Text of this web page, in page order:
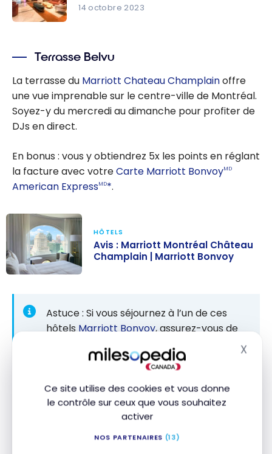
Ce site utilise des cookies et vous donne
le contrôle sur ceux que vous souhaitez
activer
NOS PARTENAIRES (13)
X
Montréal,
Tribute
Portfolio |
Marriott
Bonvoy
14 octobre 2023
Terrasse Belvu
La terrasse du Marriott Chateau Champlainoffre
une vue imprenable sur le centre-ville de Montréal.
Soyez-y du mercredi au dimanche pour profiter de
DJs en direct.
En bonus : vous y obtiendrez 5x les points en réglant
la facture avec votreCarte Marriott BonvoyMD
American ExpressMD*.
Montréal
Château
Champlain |
Marriott
HÔTELS
Avis : Marriott Montréal Château
Champlain | Marriott Bonvoy
Astuce : Si vous séjournez à l’un de ces
hôtelsMarriott Bonvoy, assurez-vous de
votre chambre. De cette façon vous
obtiendrez des points en tant que
membre Marriott Bonvoy, en plus des 5
points par dollar si vous réglez vos
dépenses d’hôtel avec une des
crédit Marriott Bonvoy.